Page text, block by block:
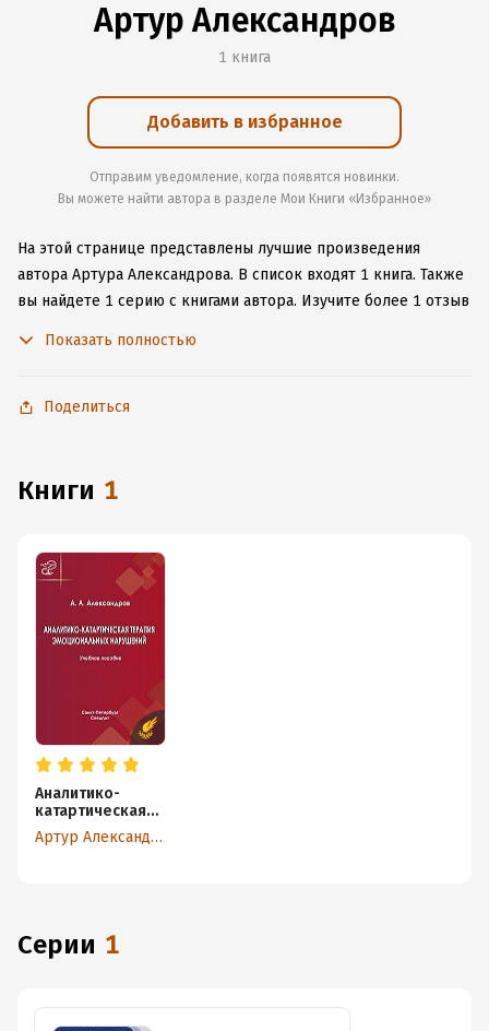
Артур Александров
1 книга
Добавить в избранное
Отправим уведомление, когда появятся новинки.
Вы можете найти автора в разделе Мои Книги «Избранное»
На этой странице представлены лучшие произведения
автора Артура Александрова. В список входят 1 книга. Также
вы найдете 1 серию с книгами автора. Изучите более 1 отзыв
не расставаться с любимыми произведениями даже без
Показать полностью
Поделиться
книги 1
Аналитико-
катартическая
терапия
эмоциональныхАртур Александров
Серии 1